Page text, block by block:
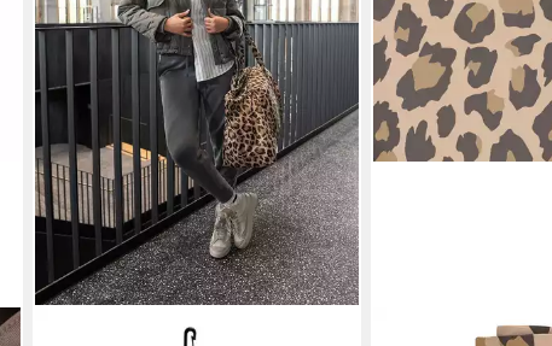
REISENTHEL®